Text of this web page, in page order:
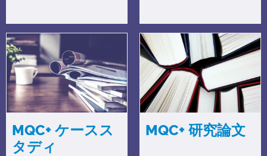
MQC+ ケースス
タディ
MQC+ 研究論文